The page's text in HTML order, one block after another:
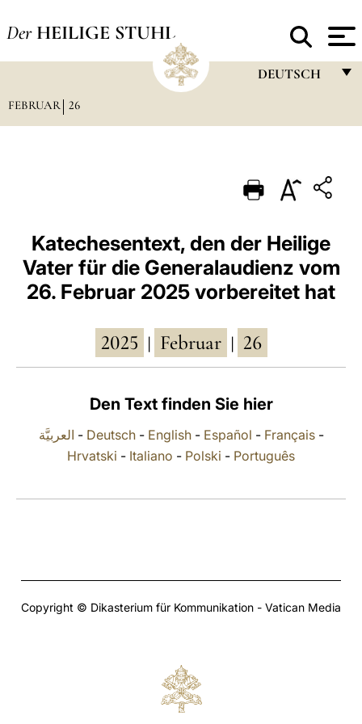
Der HEILIGE STUHL
DEUTSCH
PORTUGUÊS
ESPAÑOL
DEUTSCH
POLSKI
العربيّة
中文
FEBRUAR 26
Katechesentext, den der Heilige
Vater für die Generalaudienz vom
26. Februar 2025 vorbereitet hat
2025 Februar 26
Den Text finden Sie hier
العربيَّة - Deutsch- English- Español - Français-
Hrvatski - Italiano - Polski - Português
Copyright © Dikasterium für Kommunikation - Vatican Media